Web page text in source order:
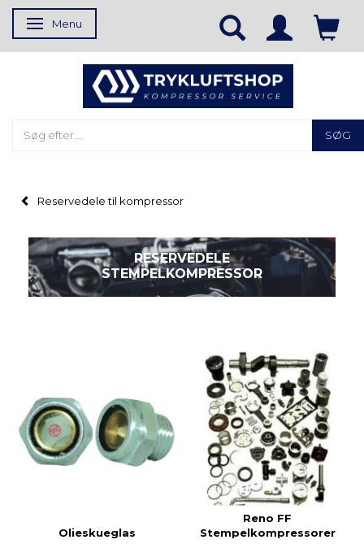
Skifte navigation
Menu
SØG
Reservedele til kompressor
RESERVEDELE
STEMPELKOMPRESSOR
Olieskueglas
Reno FF
Stempelkompressorer